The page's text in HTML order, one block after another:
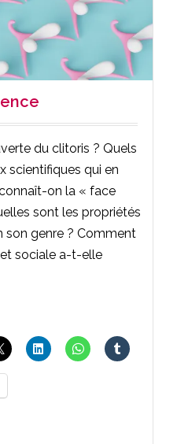
du clitoris ? Quels
scientifiques qui en
on la « face
sont les propriétés
son genre ? Comment
sociale a-t-elle